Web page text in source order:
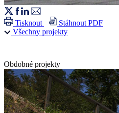
Tisknout
Stáhnout PDF
Všechny projekty
Obdobné projekty